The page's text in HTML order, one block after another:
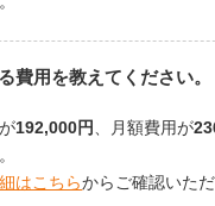
費用を教えてください。
192,000円、月額費用が
はこちらからご確認いただ